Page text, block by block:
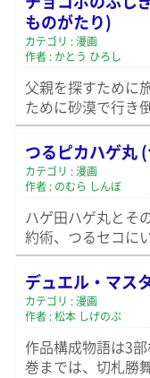
ものがたり)
カテゴリ : 漫画
作者 : かとう ひろし
父親を探すために
ために砂漠で行き
つるピカハゲ丸
カテゴリ : 漫画
作者 : のむら しんぼ
ハゲ田ハゲ丸とそ
約術、つるセコに
デュエル・マス
カテゴリ : 漫画
作者 : 松本 しげのぶ
作品構成物語は3
巻までは、切札勝